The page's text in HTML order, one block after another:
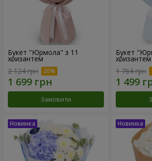
Букет "Юрмола" з 11
хризантем
2 124 грн
Замовити
Букет
хризантем
1 764 грн